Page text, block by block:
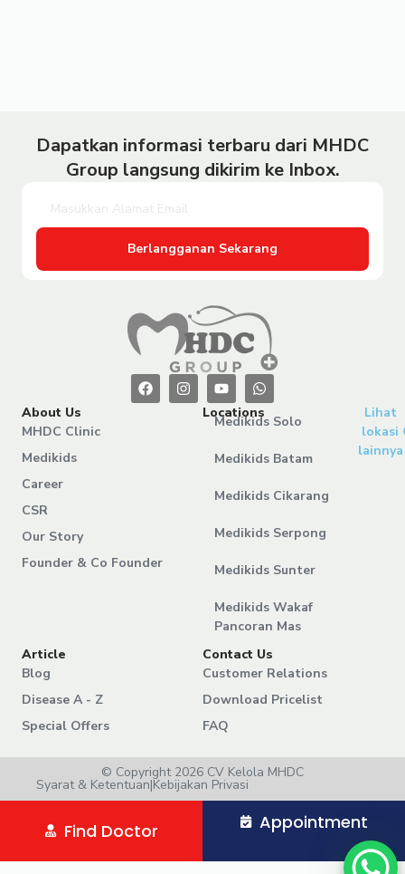
Dapatkan informasi terbaru dari MHDC
Group langsung dikirim ke Inbox.
Berlangganan Sekarang
About Us
MHDC Clinic
Medikids
Career
CSR
Our Story
Founder & Co Founder
Locations
Medikids Solo
Medikids Batam
Medikids Cikarang
Medikids Serpong
Medikids Sunter
Medikids Wakaf
Pancoran Mas
Lihat
lokasi
lainnya
Article
Blog
Disease A - Z
Special Offers
Contact Us
Customer Relations
Download Pricelist
FAQ
© Copyright 2026 CV Kelola MHDC
Syarat & Ketentuan|Kebijakan Privasi
Find Doctor Appointment